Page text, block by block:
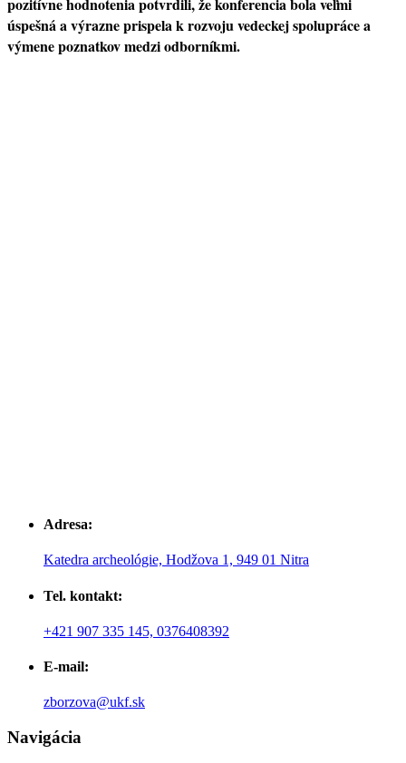
úspešná a výrazne prispela k rozvoju vedeckej spolupráce a
výmene poznatkov medzi odborníkmi.
Adresa:
Katedra archeológie, Hodžova 1, 949 01 Nitra
Tel. kontakt:
+421 907 335 145, 0376408392
E-mail:
zborzova@ukf.sk
Navigácia